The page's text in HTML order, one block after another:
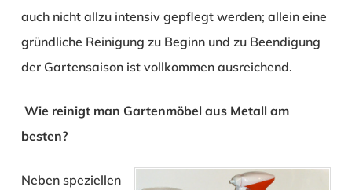
auch nicht allzu intensiv gepflegt werden; allein eine
gründliche Reinigung zu Beginn und zu Beendigung
der Gartensaison ist vollkommen ausreichend.
Wie reinigt man Gartenmöbel aus Metall am
besten?
Neben speziellen